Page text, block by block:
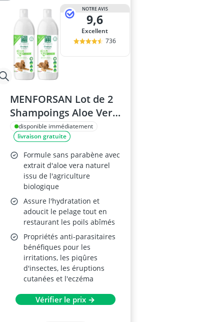
NOTRE AVIS
9,6
Excellent
736
MENFORSAN Lot de 2
Shampoings Aloe Vera
pour Chien 1L
disponible immédiatement
livraison gratuite
Formule sans parabène avec
extrait d'aloe vera naturel
issu de l'agriculture
biologique
Assure l'hydratation et
adoucit le pelage tout en
restaurant les poils abîmés
Propriétés anti-parasitaires
bénéfiques pour les
irritations, les piqûres
d'insectes, les éruptions
cutanées et l'eczéma
Vérifier le prix →